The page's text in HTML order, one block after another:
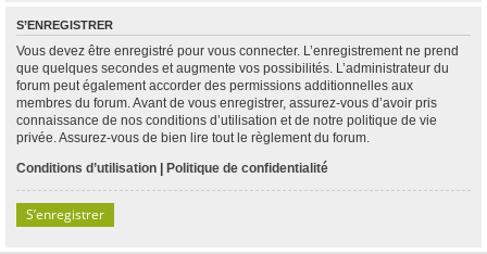
S’ENREGISTRER
Vous devez être enregistré pour vous connecter. L’enregistrement ne prend
que quelques secondes et augmente vos possibilités. L’administrateur du
forum peut également accorder des permissions additionnelles aux
membres du forum. Avant de vous enregistrer, assurez-vous d’avoir pris
connaissance de nos conditions d’utilisation et de notre politique de vie
privée. Assurez-vous de bien lire tout le règlement du forum.
Conditions d’utilisation | Politique de confidentialité
S’enregistrer